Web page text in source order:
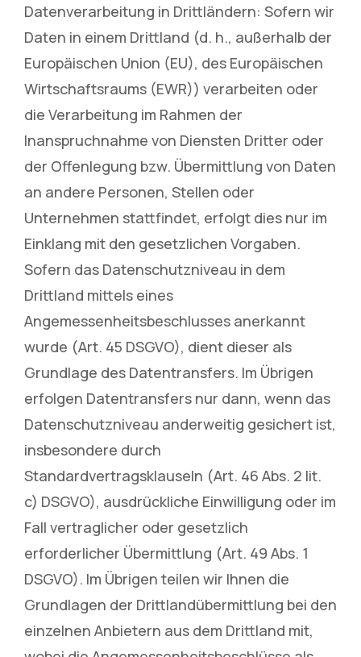
Datenverarbeitung in Drittländern: Sofern wir
Daten in einem Drittland (d. h., außerhalb der
Europäischen Union (EU), des Europäischen
Wirtschaftsraums (EWR)) verarbeiten oder
die Verarbeitung im Rahmen der
Inanspruchnahme von Diensten Dritter oder
der Offenlegung bzw. Übermittlung von Daten
an andere Personen, Stellen oder
Unternehmen stattfindet, erfolgt dies nur im
Einklang mit den gesetzlichen Vorgaben.
Sofern das Datenschutzniveau in dem
Drittland mittels eines
Angemessenheitsbeschlusses anerkannt
wurde (Art. 45 DSGVO), dient dieser als
Grundlage des Datentransfers. Im Übrigen
erfolgen Datentransfers nur dann, wenn das
Datenschutzniveau anderweitig gesichert ist,
insbesondere durch
Standardvertragsklauseln (Art. 46 Abs. 2 lit.
c) DSGVO), ausdrückliche Einwilligung oder im
Fall vertraglicher oder gesetzlich
erforderlicher Übermittlung (Art. 49 Abs. 1
DSGVO). Im Übrigen teilen wir Ihnen die
Grundlagen der Drittlandübermittlung bei den
einzelnen Anbietern aus dem Drittland mit,